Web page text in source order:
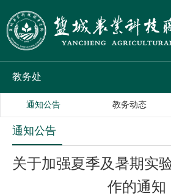
教务处
通知公告 教务动态
通知公告
关于加强夏季及暑期实
作的通知